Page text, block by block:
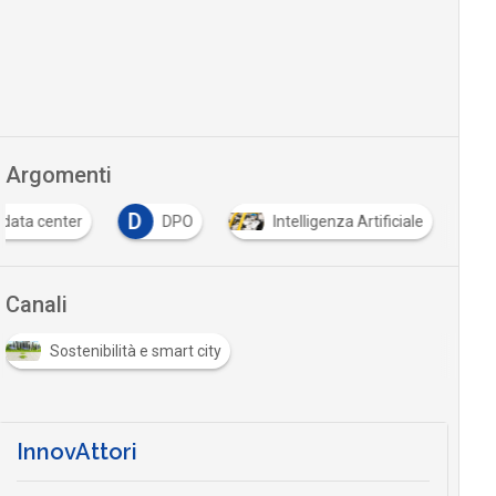
Argomenti
data center D DPO Intelligenza Artificiale
Canali
Sostenibilità e smart city
InnovAttori